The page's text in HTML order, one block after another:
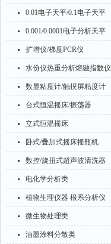
0.01电子天平/0.1电子天平
0.001/0.0001电子分析天平
扩增仪/梯度PCR仪
水份仪热重分析熔融指数仪
数显粘度计/触摸屏粘度计
台式恒温摇床/振荡器
立式恒温摇床
卧式/叠加式摇床摇瓶机
数控/旋扭式超声波清洗器
电化学分析类
植物生理仪器 根系分析仪
微生物处理类
油墨涂料分散类